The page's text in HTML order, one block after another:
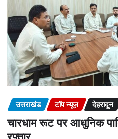
उत्तराखंड टॉप न्यूज़ देहरादून
चारधाम रूट पर आधुनिक